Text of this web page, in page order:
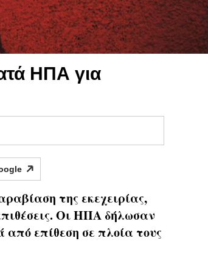
ΗΠΑ για
της εκεχειρίας,
Οι ΗΠΑ δήλωσαν
επίθεση σε πλοία τους